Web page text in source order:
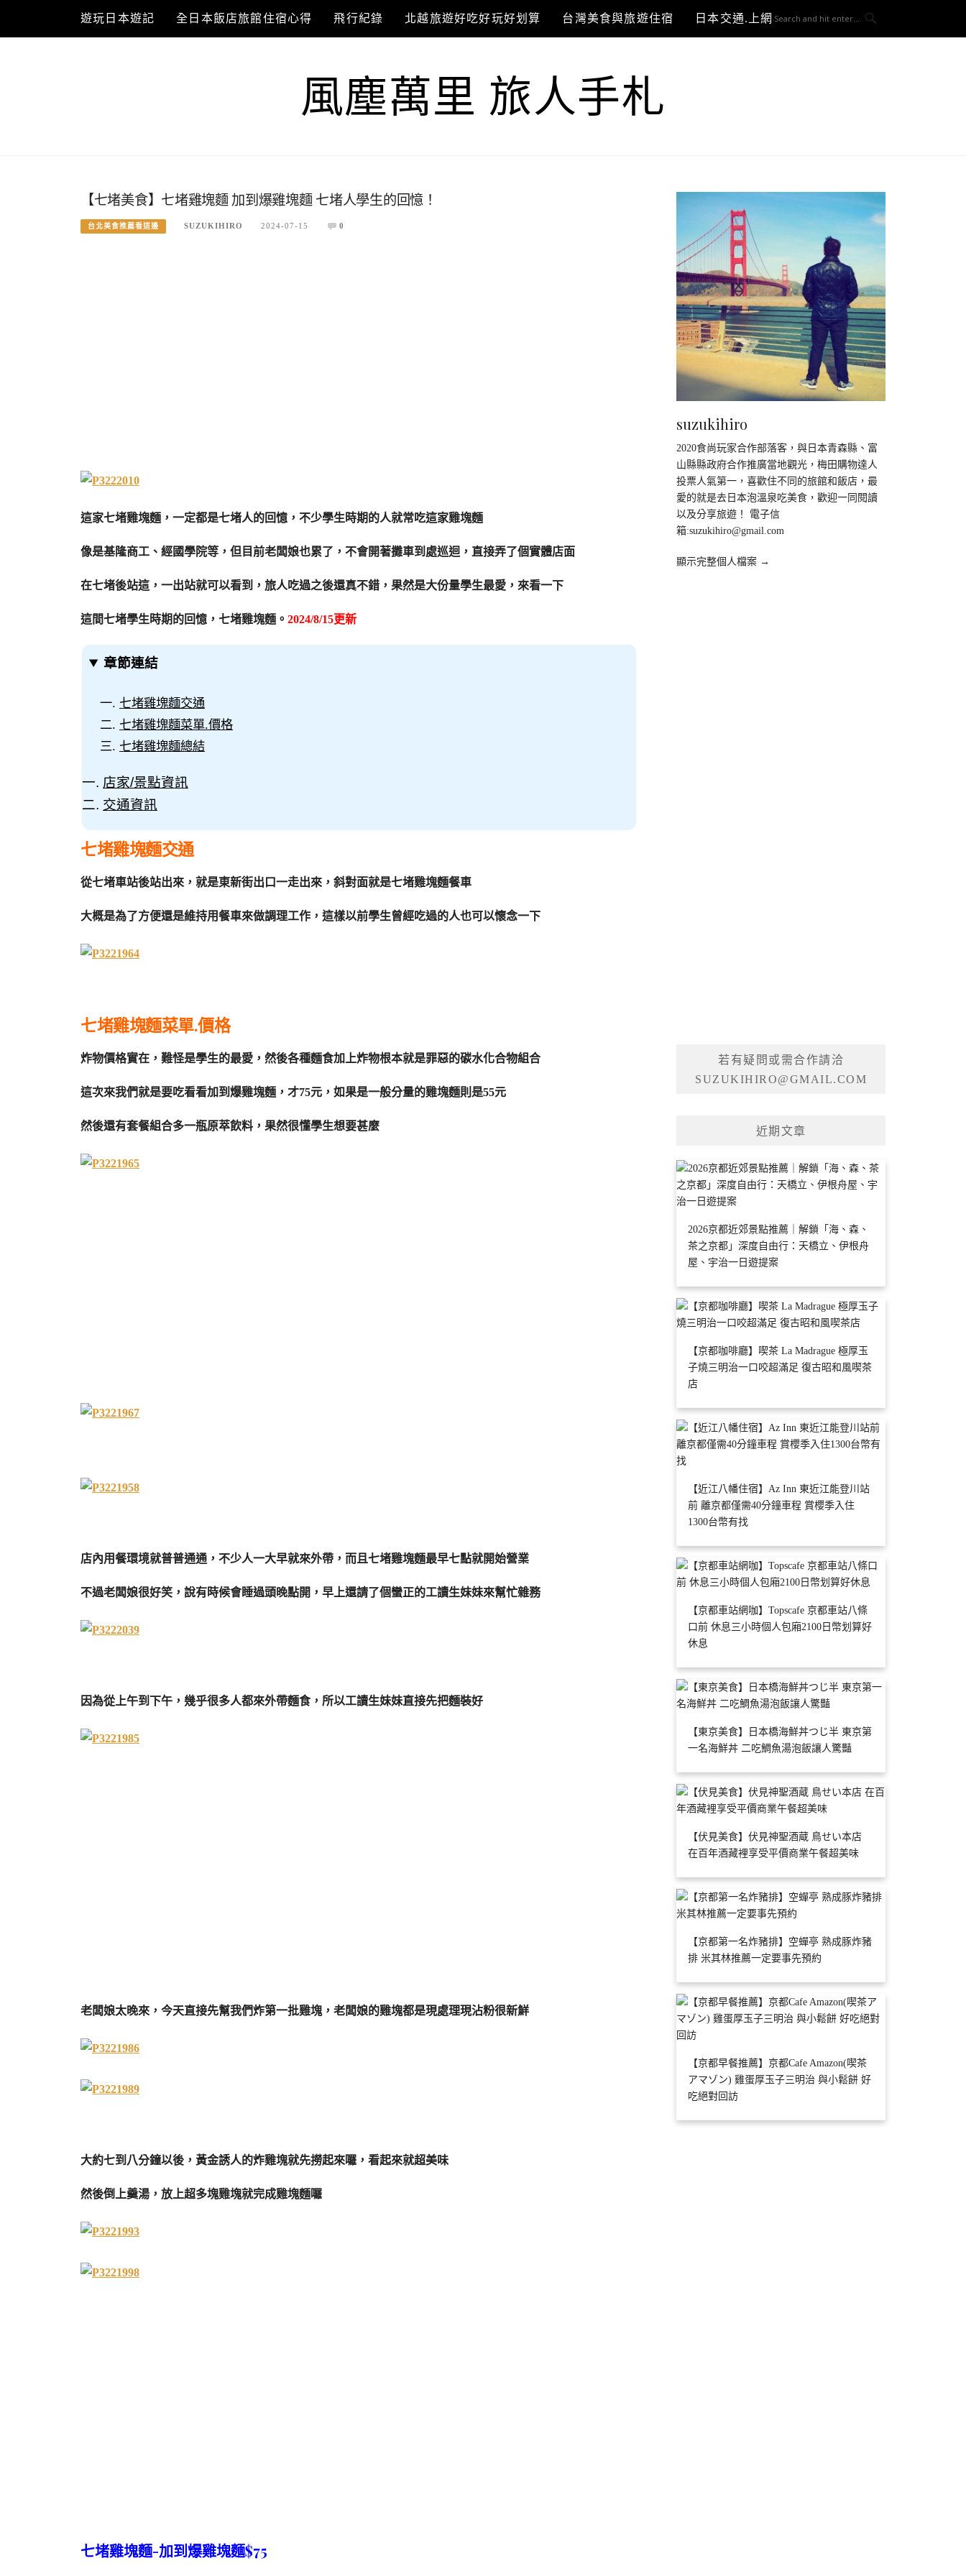
content
遊玩日本遊記 全日本飯店旅館住宿心得 飛行紀錄 北越旅遊好吃好玩好划算 台灣美食與旅遊住宿 日本交通.上網與3C開箱
風塵萬里 旅人手札
【七堵美食】七堵雞塊麵 加到爆雞塊麵 七堵人學生的回憶！
台北美食推薦看這邊 SUZUKIHIRO 2024-07-15 0
這家七堵雞塊麵，一定都是七堵人的回憶，不少學生時期的人就常吃這家雞塊麵
像是基隆商工、經國學院等，但目前老闆娘也累了，不會開著攤車到處巡迴，直接弄了個實體店面
在七堵後站這，一出站就可以看到，旅人吃過之後還真不錯，果然是大份量學生最愛，來看一下
這間七堵學生時期的回憶，七堵雞塊麵。 2024/8/15更新
章節連結
七堵雞塊麵交通
七堵雞塊麵菜單.價格
七堵雞塊麵總結
店家/景點資訊
交通資訊
七堵雞塊麵交通
從七堵車站後站出來，就是東新街出口一走出來，斜對面就是七堵雞塊麵餐車
大概是為了方便還是維持用餐車來做調理工作，這樣以前學生曾經吃過的人也可以懷念一下
七堵雞塊麵菜單.價格
炸物價格實在，難怪是學生的最愛，然後各種麵食加上炸物根本就是罪惡的碳水化合物組合
這次來我們就是要吃看看加到爆雞塊麵，才75元，如果是一般分量的雞塊麵則是55元
然後還有套餐組合多一瓶原萃飲料，果然很懂學生想要甚麼
店內用餐環境就普普通通，不少人一大早就來外帶，而且七堵雞塊麵最早七點就開始營業
不過老闆娘很好笑，說有時候會睡過頭晚點開，早上還請了個蠻正的工讀生妹妹來幫忙雜務
因為從上午到下午，幾乎很多人都來外帶麵食，所以工讀生妹妹直接先把麵裝好
老闆娘太晚來，今天直接先幫我們炸第一批雞塊，老闆娘的雞塊都是現處理現沾粉很新鮮
大約七到八分鐘以後，黃金誘人的炸雞塊就先撈起來囉，看起來就超美味
然後倒上羹湯，放上超多塊雞塊就完成雞塊麵囉
七堵雞塊麵-加到爆雞塊麵$75
suzukihiro
2020食尚玩家合作部落客，與日本青森縣、富
山縣縣政府合作推廣當地觀光，梅田購物達人
投票人氣第一，喜歡住不同的旅館和飯店，最
愛的就是去日本泡溫泉吃美食，歡迎一同閱讀
以及分享旅遊！ 電子信
箱:suzukihiro@gmail.com
顯示完整個人檔案 →
若有疑問或需合作請洽
SUZUKIHIRO@GMAIL.COM
近期文章
2026京都近郊景點推薦｜解鎖「海、森、
茶之京都」深度自由行：天橋立、伊根舟
屋、宇治一日遊提案
【京都咖啡廳】喫茶 La Madrague 極厚玉
子燒三明治一口咬超滿足 復古昭和風喫茶
店
【近江八幡住宿】Az Inn 東近江能登川站
前 離京都僅需40分鐘車程 賞櫻季入住
1300台幣有找
【京都車站網咖】Topscafe 京都車站八條
口前 休息三小時個人包廂2100日幣划算好
休息
【東京美食】日本橋海鮮丼つじ半 東京第
一名海鮮丼 二吃鯛魚湯泡飯讓人驚豔
【伏見美食】伏見神聖酒蔵 鳥せい本店
在百年酒藏裡享受平價商業午餐超美味
【京都第一名炸豬排】空蟬亭 熟成豚炸豬
排 米其林推薦一定要事先預約
【京都早餐推薦】京都Cafe Amazon(喫茶
アマゾン) 雞蛋厚玉子三明治 與小鬆餅 好
吃絕對回訪